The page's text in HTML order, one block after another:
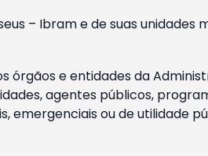
– Ibram e de suas
órgãos e entidades da
agentes públicos,
emergenciais ou de utilidade